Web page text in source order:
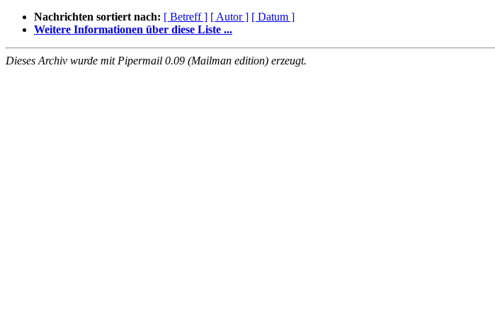
Nachrichten sortiert nach: [ Betreff ] [ Autor ] [ Datum ]
Weitere Informationen über diese Liste ...
Dieses Archiv wurde mit Pipermail 0.09 (Mailman edition) erzeugt.